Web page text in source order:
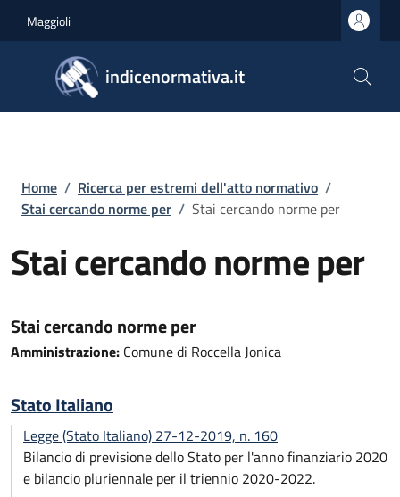
Maggioli
indicenormativa.it
Briciole di pane
Home / Ricerca per estremi dell'atto normativo /
Stai cercando norme per / Stai cercando norme per
Stai cercando norme per
Stai cercando norme per
Amministrazione: Comune di Roccella Jonica
Stato Italiano
Legge (Stato Italiano) 27-12-2019, n. 160
Bilancio di previsione dello Stato per l'anno finanziario 2020
e bilancio pluriennale per il triennio 2020-2022.